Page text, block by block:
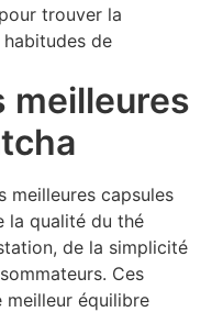
trouver la
de
meilleures
meilleures capsules
la qualité du thé
de la simplicité
Ces
meilleur équilibre